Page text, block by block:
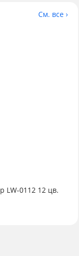
См. все ›
LW-0112 12 цв.